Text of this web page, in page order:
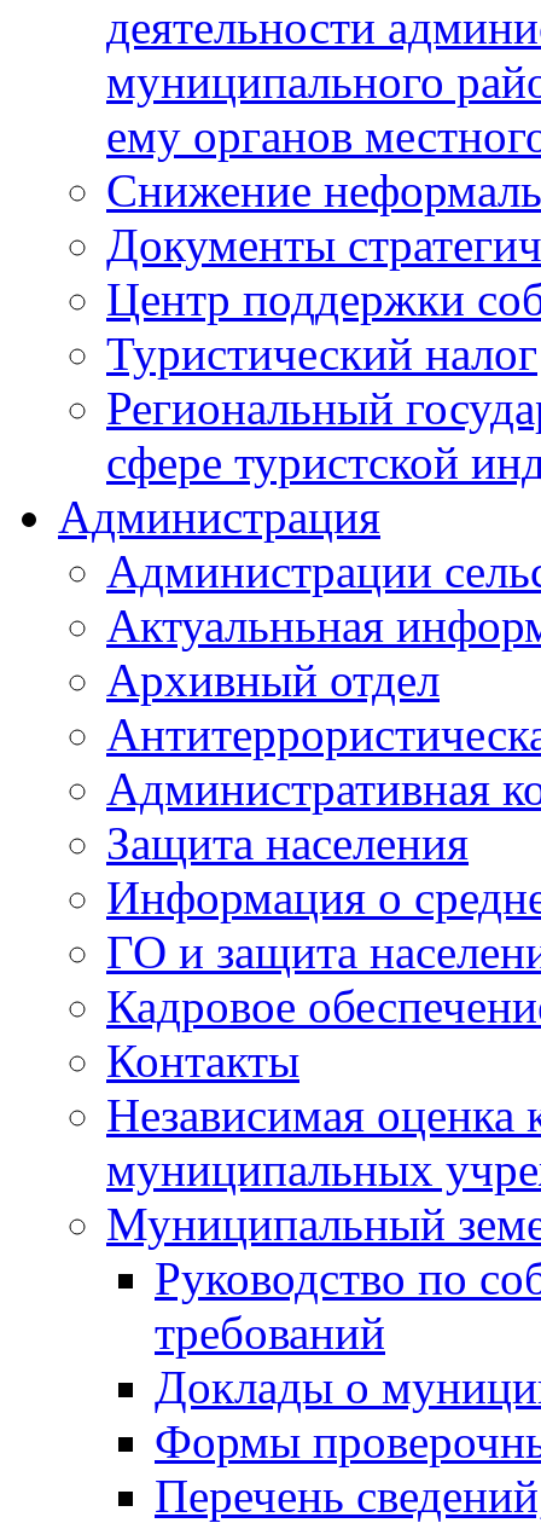
деятельности
муниципального
ему органов
Снижение
Документы
Центр поддержки
Туристический налог
Региональный
сфере туристской
Администрация
Администрации
Актуальньная
Архивный отдел
Административная
Защита населения
Информация о
ГО и защита
Кадровое
Контакты
Независимая оценка
муниципальных
Муниципальный
Руководство по
требований
Доклады о
Формы
Перечень